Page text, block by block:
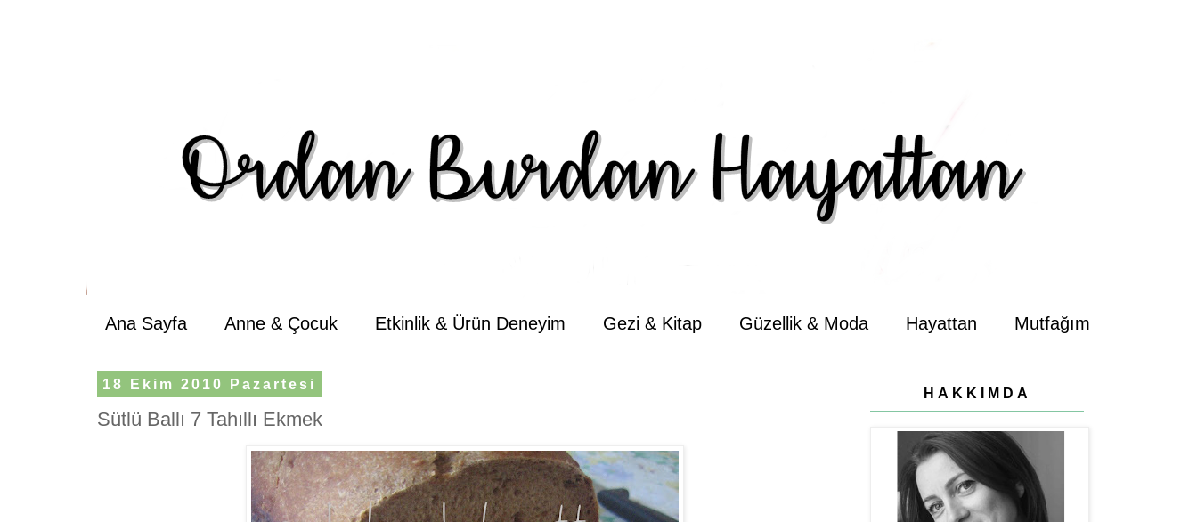
Ana Sayfa Anne & Çocuk Etkinlik & Ürün Deneyim Gezi & Kitap Güzellik & Moda Hayattan Mutfağım
18 Ekim 2010 Pazartesi
Sütlü Ballı 7 Tahıllı Ekmek
HAKKIMDA